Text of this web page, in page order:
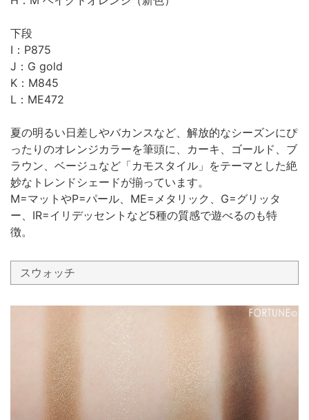
下段
I：P875
J：G gold
K：M845
L：ME472
夏の明るい日差しやバカンスなど、解放的なシーズンにぴ
ったりのオレンジカラーを筆頭に、カーキ、ゴールド、ブ
ラウン、ベージュなど「カモスタイル」をテーマとした絶
妙なトレンドシェードが揃っています。
M=マットやP=パール、ME=メタリック、G=グリッタ
ー、IR=イリデッセントなど5種の質感で遊べるのも特
徴。
スウォッチ